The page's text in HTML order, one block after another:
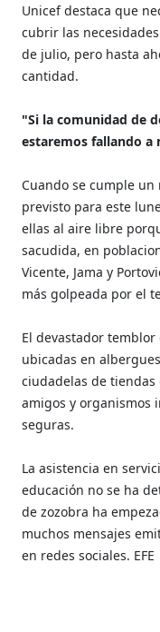
Unicef destaca que
cubrir las
de julio, pero hasta
cantidad.
"Si la comunidad de
estaremos fallando a
Cuando se cumple
previsto para este
ellas al aire libre
sacudida, en
Vicente, Jama y
más golpeada por el
El devastador
ubicadas en
ciudadelas de tiendas
amigos y organismos
seguras.
La asistencia en
educación no se ha
de zozobra ha
muchos mensajes
en redes sociales. EFE